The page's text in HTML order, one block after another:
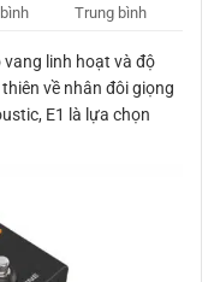
Trung bình
vang linh hoạt và độ
về nhân đôi giọng
E1 là lựa chọn